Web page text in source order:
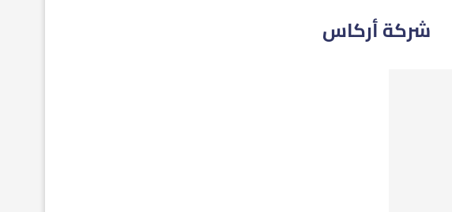
شركة أركاس